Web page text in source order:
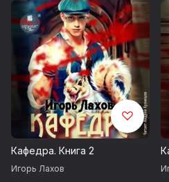
Кафедра. Книга 2
Игорь Лахов